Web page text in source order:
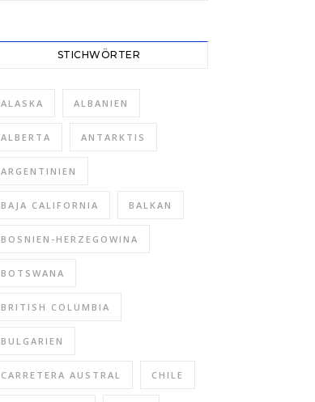
STICHWÖRTER
ALASKA ALBANIEN
ALBERTA ANTARKTIS
ARGENTINIEN
BAJA CALIFORNIA BALKAN
BOSNIEN-HERZEGOWINA
BOTSWANA
BRITISH COLUMBIA
BULGARIEN
CARRETERA AUSTRAL CHILE